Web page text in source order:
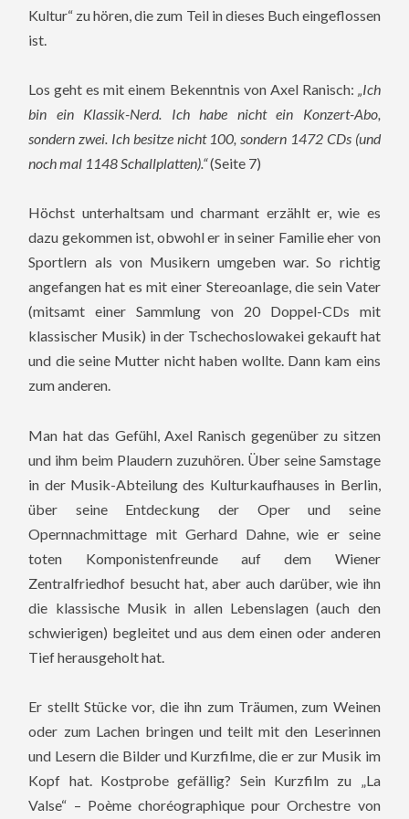
Kultur“ zu hören, die zum Teil in dieses Buch eingeflossen
ist.
Los geht es mit einem Bekenntnis von Axel Ranisch: „Ich
bin ein Klassik-Nerd. Ich habe nicht ein Konzert-Abo,
sondern zwei. Ich besitze nicht 100, sondern 1472 CDs (und
noch mal 1148 Schallplatten).“(Seite 7)
Höchst unterhaltsam und charmant erzählt er, wie es
dazu gekommen ist, obwohl er in seiner Familie eher von
Sportlern als von Musikern umgeben war. So richtig
angefangen hat es mit einer Stereoanlage, die sein Vater
(mitsamt einer Sammlung von 20 Doppel-CDs mit
klassischer Musik) in der Tschechoslowakei gekauft hat
und die seine Mutter nicht haben wollte. Dann kam eins
zum anderen.
Man hat das Gefühl, Axel Ranisch gegenüber zu sitzen
und ihm beim Plaudern zuzuhören. Über seine Samstage
in der Musik-Abteilung des Kulturkaufhauses in Berlin,
über seine Entdeckung der Oper und seine
Opernnachmittage mit Gerhard Dahne, wie er seine
toten Komponistenfreunde auf dem Wiener
Zentralfriedhof besucht hat, aber auch darüber, wie ihn
die klassische Musik in allen Lebenslagen (auch den
schwierigen) begleitet und aus dem einen oder anderen
Tief herausgeholt hat.
Er stellt Stücke vor, die ihn zum Träumen, zum Weinen
oder zum Lachen bringen und teilt mit den Leserinnen
und Lesern die Bilder und Kurzfilme, die er zur Musik im
Kopf hat. Kostprobe gefällig? Sein Kurzfilm zu „La
Valse“ – Poème choréographique pour Orchestre von